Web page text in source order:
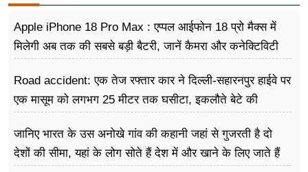
Apple iPhone 18 Pro Max : एप्पल आईफोन 18 प्रो मैक्स में
मिलेगी अब तक की सबसे बड़ी बैटरी, जानें कैमरा और कनेक्टिविटी
Road accident: एक तेज रफ्तार कार ने दिल्ली-सहारनपुर हाईवे पर
एक मासूम को लगभग 25 मीटर तक घसीटा, इकलौते बेटे की
जानिए भारत के उस अनोखे गांव की कहानी जहां से गुजरती है दो
देशों की सीमा, यहां के लोग सोते हैं देश में और खाने के लिए जाते हैं